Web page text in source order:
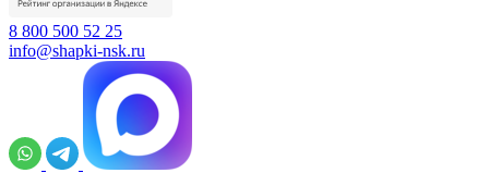
8 800 500 52 25
info@shapki-nsk.ru